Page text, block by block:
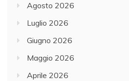
Agosto 2026
Luglio 2026
Giugno 2026
Maggio 2026
Aprile 2026